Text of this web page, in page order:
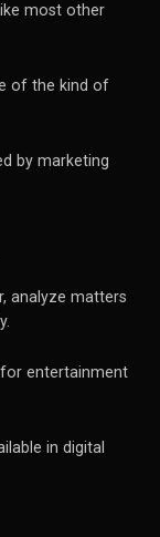
most other
of the kind of
by marketing
analyze matters
entertainment
in digital